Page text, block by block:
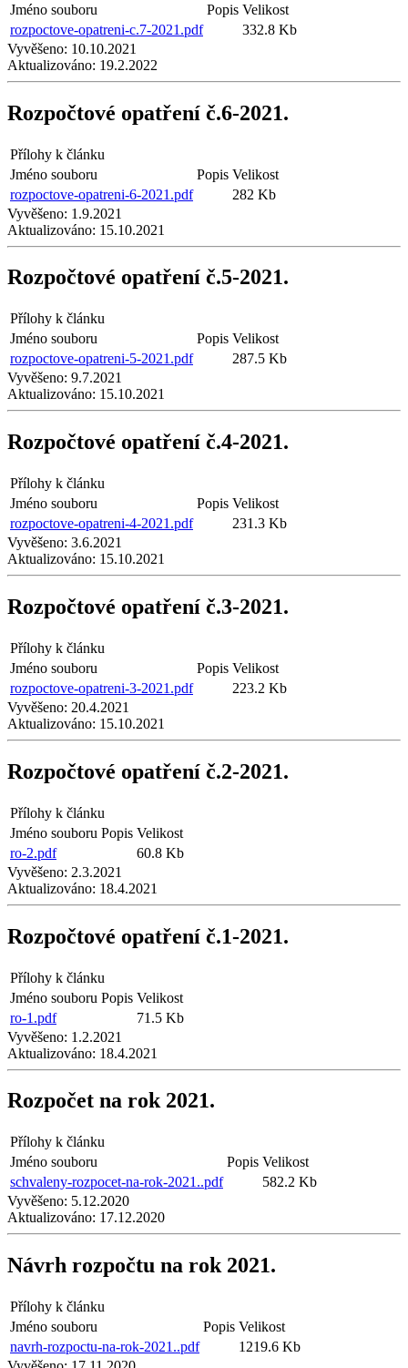
Jméno souboru
Popis Velikost
rozpoctove-opatreni-c.7-2021.pdf
332.8 Kb
Vyvěšeno: 10.10.2021
Aktualizováno: 19.2.2022
Rozpočtové opatření č.6-2021.
Přílohy k článku
Jméno souboru
Popis Velikost
rozpoctove-opatreni-6-2021.pdf
282 Kb
Vyvěšeno: 1.9.2021
Aktualizováno: 15.10.2021
Rozpočtové opatření č.5-2021.
Přílohy k článku
Jméno souboru
Popis Velikost
rozpoctove-opatreni-5-2021.pdf
287.5 Kb
Vyvěšeno: 9.7.2021
Aktualizováno: 15.10.2021
Rozpočtové opatření č.4-2021.
Přílohy k článku
Jméno souboru
Popis Velikost
rozpoctove-opatreni-4-2021.pdf
231.3 Kb
Vyvěšeno: 3.6.2021
Aktualizováno: 15.10.2021
Rozpočtové opatření č.3-2021.
Přílohy k článku
Jméno souboru
Popis Velikost
rozpoctove-opatreni-3-2021.pdf
223.2 Kb
Vyvěšeno: 20.4.2021
Aktualizováno: 15.10.2021
Rozpočtové opatření č.2-2021.
Přílohy k článku
Jméno souboru Popis Velikost
ro-2.pdf
60.8 Kb
Vyvěšeno: 2.3.2021
Aktualizováno: 18.4.2021
Rozpočtové opatření č.1-2021.
Přílohy k článku
Jméno souboru Popis Velikost
ro-1.pdf
71.5 Kb
Vyvěšeno: 1.2.2021
Aktualizováno: 18.4.2021
Rozpočet na rok 2021.
Přílohy k článku
Jméno souboru
Popis Velikost
schvaleny-rozpocet-na-rok-2021..pdf
582.2 Kb
Vyvěšeno: 5.12.2020
Aktualizováno: 17.12.2020
Návrh rozpočtu na rok 2021.
Přílohy k článku
Jméno souboru
Popis Velikost
navrh-rozpoctu-na-rok-2021..pdf
1219.6 Kb